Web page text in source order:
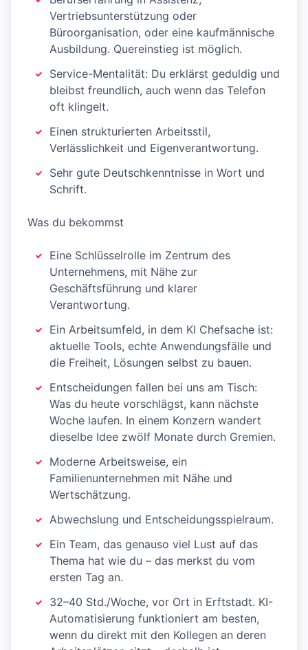
Vertriebsunterstützung oder
Büroorganisation, oder eine kaufmännische
Ausbildung. Quereinstieg ist möglich.
Service-Mentalität: Du erklärst geduldig und
bleibst freundlich, auch wenn das Telefon
oft klingelt.
Einen strukturierten Arbeitsstil,
Verlässlichkeit und Eigenverantwortung.
Sehr gute Deutschkenntnisse in Wort und
Schrift.
Was du bekommst
Eine Schlüsselrolle im Zentrum des
Unternehmens, mit Nähe zur
Geschäftsführung und klarer
Verantwortung.
Ein Arbeitsumfeld, in dem KI Chefsache ist:
aktuelle Tools, echte Anwendungsfälle und
die Freiheit, Lösungen selbst zu bauen.
Entscheidungen fallen bei uns am Tisch:
Was du heute vorschlägst, kann nächste
Woche laufen. In einem Konzern wandert
dieselbe Idee zwölf Monate durch Gremien.
Moderne Arbeitsweise, ein
Familienunternehmen mit Nähe und
Wertschätzung.
Abwechslung und Entscheidungsspielraum.
Ein Team, das genauso viel Lust auf das
Thema hat wie du – das merkst du vom
ersten Tag an.
32–40 Std./Woche, vor Ort in Erftstadt. KI-
Automatisierung funktioniert am besten,
wenn du direkt mit den Kollegen an deren